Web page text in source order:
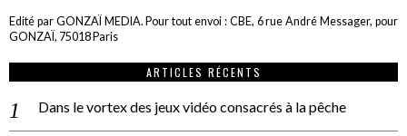
Edité par GONZAÏ MEDIA. Pour tout envoi : CBE, 6 rue André Messager, pour
GONZAÏ, 75018 Paris
ARTICLES RÉCENTS
Dans le vortex des jeux vidéo consacrés à la pêche